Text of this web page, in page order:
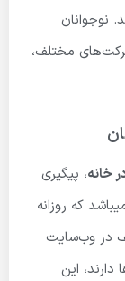
نوجوانان
مختلف،
خانه، پیگیری
که روزانه
در وب‌سایت
این